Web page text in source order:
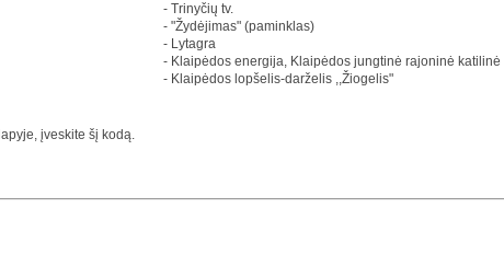
- Trinyčių tv.
- "Žydėjimas" (paminklas)
- Lytagra
- Klaipėdos energija, Klaipėdos jungtinė rajoninė katilinė
- Klaipėdos lopšelis-darželis ,,Žiogelis"
įveskite šį kodą.